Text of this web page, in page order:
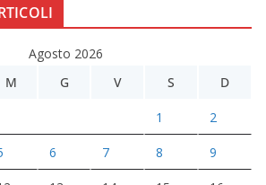
Agosto 2026
M G V S D
1 2
6 7 8 9